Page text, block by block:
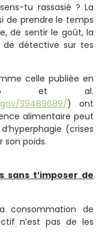
tu rassasié ? La
de prendre le temps
de sentir le goût, la
de détective sur tes
celle publiée en
et al.
39489689/) ont
alimentaire peut
(crises
son poids.
sans t’imposer de
consommation de
n’est pas de les